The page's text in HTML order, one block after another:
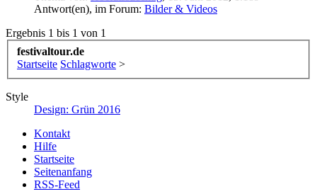
Antwort(en), im Forum: Bilder & Videos
Ergebnis 1 bis 1 von 1
festivaltour.de
Startseite Schlagworte >
Style
Design: Grün 2016
Kontakt
Hilfe
Startseite
Seitenanfang
RSS-Feed